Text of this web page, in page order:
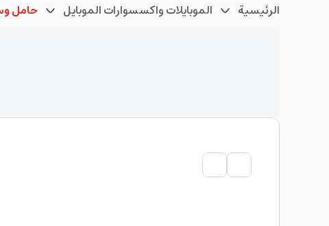
الرئيسية الموبايلات واكسسوارات الموبايل حامل